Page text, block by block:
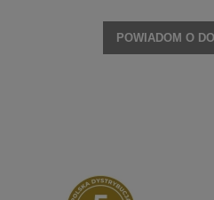
POWIADOM O